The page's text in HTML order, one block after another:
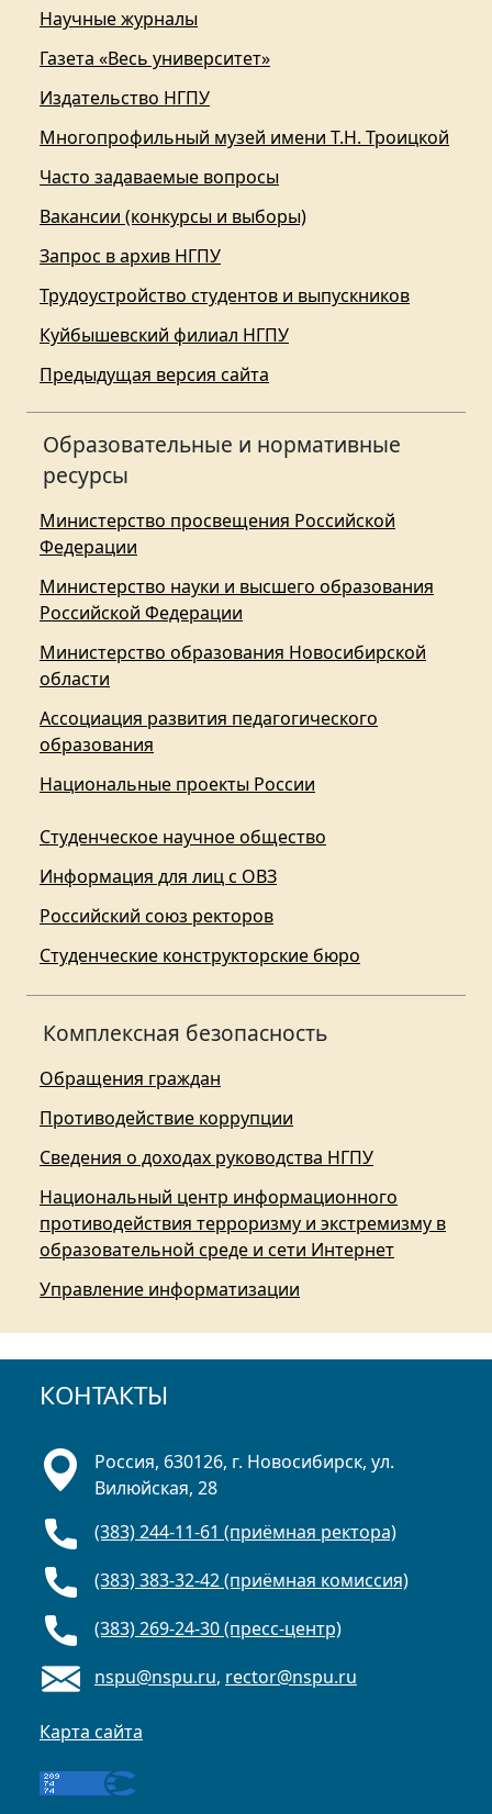
Научные журналы
Газета «Весь университет»
Издательство НГПУ
Многопрофильный музей имени Т.Н. Троицкой
Часто задаваемые вопросы
Вакансии (конкурсы и выборы)
Запрос в архив НГПУ
Трудоустройство студентов и выпускников
Куйбышевский филиал НГПУ
Предыдущая версия сайта
Образовательные и нормативные
ресурсы
Министерство просвещения Российской
Федерации
Министерство науки и высшего образования
Российской Федерации
Министерство образования Новосибирской
области
Ассоциация развития педагогического
образования
Национальные проекты России
Студенческое научное общество
Информация для лиц с ОВЗ
Российский союз ректоров
Студенческие конструкторские бюро
Комплексная безопасность
Обращения граждан
Противодействие коррупции
Сведения о доходах руководства НГПУ
Национальный центр информационного
противодействия терроризму и экстремизму в
образовательной среде и сети Интернет
Управление информатизации
КОНТАКТЫ
Россия, 630126, г. Новосибирск, ул.
Вилюйская, 28
(383) 244-11-61 (приёмная ректора)
(383) 383-32-42 (приёмная комиссия)
(383) 269-24-30 (пресс-центр)
nspu@nspu.ru, rector@nspu.ru
Карта сайта